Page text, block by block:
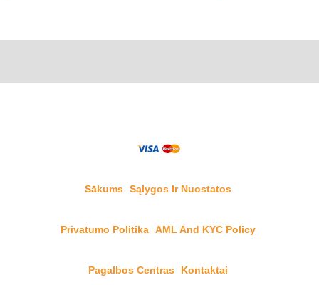
Sākums Sąlygos Ir Nuostatos
Privatumo Politika AML And KYC Policy
Pagalbos Centras Kontaktai